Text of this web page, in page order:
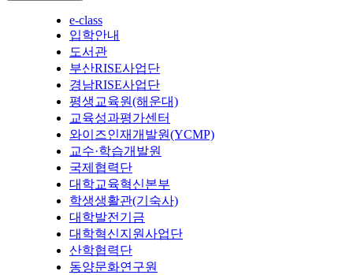
e-class
입학안내
도서관
부산RISE사업단
경남RISE사업단
평생교육원(해운대)
교육성과평가센터
와이즈인재개발원(YCMP)
교수·학습개발원
국제협력단
대학교육혁신본부
학생생활관(기숙사)
대학발전기금
대학혁신지원사업단
산학협력단
동양문화연구원